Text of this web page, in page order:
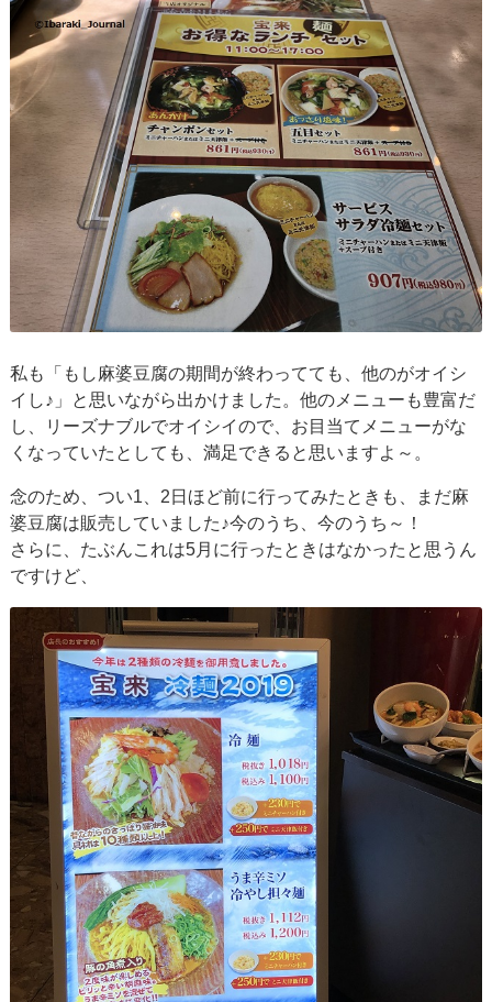
私も「もし麻婆豆腐の期間が終わってても、他のがオイシ
イし♪」と思いながら出かけました。他のメニューも豊富だ
し、リーズナブルでオイシイので、お目当てメニューがな
くなっていたとしても、満足できると思いますよ～。
念のため、つい1、2日ほど前に行ってみたときも、まだ麻
婆豆腐は販売していました♪今のうち、今のうち～！
さらに、たぶんこれは5月に行ったときはなかったと思うん
ですけど、